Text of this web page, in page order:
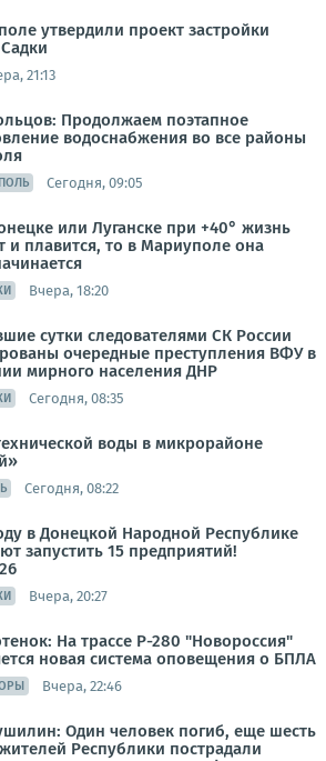
утвердили проект застройки
21:13
Продолжаем поэтапное
водоснабжения во все районы
Сегодня, 09:05
или Луганске при +40° жизнь
и плавится, то в Мариуполе она
Вчера, 18:20
сутки следователями СК России
очередные преступления ВФУ в
мирного населения ДНР
Сегодня, 08:35
воды в микрорайоне
Сегодня, 08:22
в Донецкой Народной Республике
запустить 15 предприятий!
Вчера, 20:27
На трассе Р-280 "Новороссия"
новая система оповещения о БПЛА
Вчера, 22:46
Один человек погиб, еще шесть
Республики пострадали